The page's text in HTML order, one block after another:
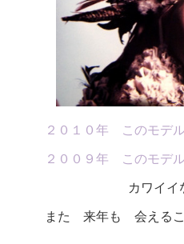
２０１０年 このモデ
２００９年 このモデ
カワイイ
また 来年も 会える